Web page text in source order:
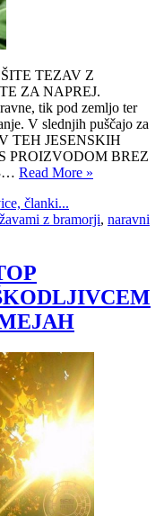
TEZAV Z
ZA NAPREJ.
tik pod zemljo ter
V slednjih puščajo za
TEH JESENSKIH
PROIZVODOM BREZ
Read More »
članki...
z bramorji, naravni